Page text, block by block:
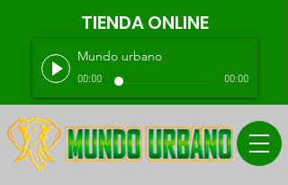
TIENDA ONLINE
Mundo urbano
00:00 00:00